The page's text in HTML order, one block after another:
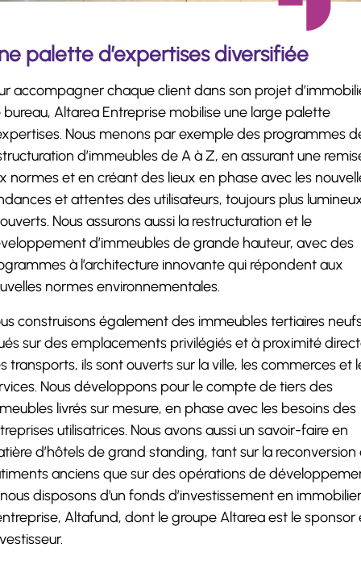
palette d’expertises diversifiée
accompagner chaque client dans son projet
bureau, Altarea Entreprise mobilise une large palette
Nous menons par exemple des programmes
d’immeubles de A à Z, en assurant une
normes et en créant des lieux en phase avec les
et attentes des utilisateurs, toujours plus
Nous assurons aussi la restructuration et le
d’immeubles de grande hauteur, avec des
à l’architecture innovante qui répondent aux
normes environnementales.
construisons également des immeubles tertiaires
sur des emplacements privilégiés et à proximité
transports, ils sont ouverts sur la ville, les commerces et
Nous développons pour le compte de tiers des
livrés sur mesure, en phase avec les besoins des
utilisatrices. Nous avons aussi un savoir-faire en
d’hôtels de grand standing, tant sur la reconversion
anciens que sur des opérations de
disposons d’un fonds d’investissement en immobilier
Altafund, dont le groupe Altarea est le sponsor